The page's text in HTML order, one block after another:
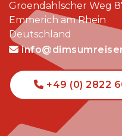
Groendahlscher Weg
Emmerich am Rhein
Deutschland
+49 (0) 2822